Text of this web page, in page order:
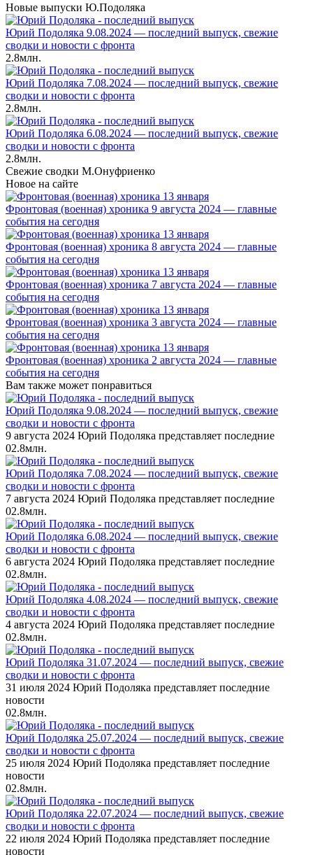
Новые выпуски Ю.Подоляка
Юрий Подоляка 9.08.2024 — последний выпуск, свежие
сводки и новости с фронта
2.8млн.
Юрий Подоляка 7.08.2024 — последний выпуск, свежие
сводки и новости с фронта
2.8млн.
Юрий Подоляка 6.08.2024 — последний выпуск, свежие
сводки и новости с фронта
2.8млн.
Свежие сводки М.Онуфриенко
Новое на сайте
Фронтовая (военная) хроника 9 августа 2024 — главные
события на сегодня
Фронтовая (военная) хроника 8 августа 2024 — главные
события на сегодня
Фронтовая (военная) хроника 7 августа 2024 — главные
события на сегодня
Фронтовая (военная) хроника 3 августа 2024 — главные
события на сегодня
Фронтовая (военная) хроника 2 августа 2024 — главные
события на сегодня
Вам также может понравиться
Юрий Подоляка 9.08.2024 — последний выпуск, свежие
сводки и новости с фронта
9 августа 2024 Юрий Подоляка представляет последние
02.8млн.
Юрий Подоляка 7.08.2024 — последний выпуск, свежие
сводки и новости с фронта
7 августа 2024 Юрий Подоляка представляет последние
02.8млн.
Юрий Подоляка 6.08.2024 — последний выпуск, свежие
сводки и новости с фронта
6 августа 2024 Юрий Подоляка представляет последние
02.8млн.
Юрий Подоляка 4.08.2024 — последний выпуск, свежие
сводки и новости с фронта
4 августа 2024 Юрий Подоляка представляет последние
02.8млн.
Юрий Подоляка 31.07.2024 — последний выпуск, свежие
сводки и новости с фронта
31 июля 2024 Юрий Подоляка представляет последние
новости
02.8млн.
Юрий Подоляка 25.07.2024 — последний выпуск, свежие
сводки и новости с фронта
25 июля 2024 Юрий Подоляка представляет последние
новости
02.8млн.
Юрий Подоляка 22.07.2024 — последний выпуск, свежие
сводки и новости с фронта
22 июля 2024 Юрий Подоляка представляет последние
новости